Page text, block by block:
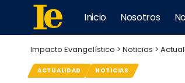
Inicio Nosotros
Impacto Evangelístico > Noticias >
ACTUALIDAD NOTICIAS